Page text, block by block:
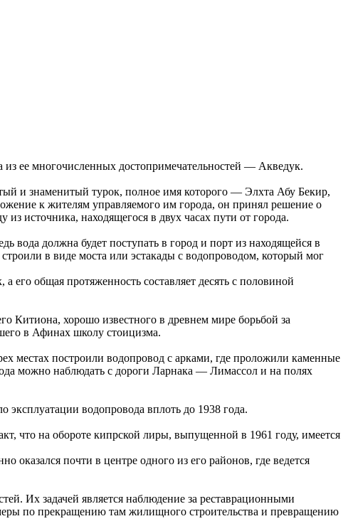
из ее многочисленных достопримечательностей — Акведук.
и знаменитый турок, полное имя которого — Элхта Абу Бекир,
к жителям управляемого им города, он принял решение о
источника, находящегося в двух часах пути от города.
вода должна будет поступать в город и порт из находящейся в
в виде моста или эстакады с водопроводом, который мог
его общая протяженность составляет десять с половиной
Китиона, хорошо известного в древнем мире борьбой за
в Афинах школу стоицизма.
местах построили водопровод с арками, где проложили каменные
можно наблюдать с дороги Ларнака — Лимассол и на полях
эксплуатации водопровода вплоть до 1938 года.
что на обороте кипрской лиры, выпущенной в 1961 году, имеется
оказался почти в центре одного из его районов, где ведется
Их задачей является наблюдение за реставрационными
по прекращению там жилищного строительства и превращению